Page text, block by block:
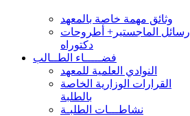
وثائق مهمة خاصة بالمعهد
رسائل الماجستير+ أطروحات
دكتوراه
فضـــــاء الطــالب
النوادي العلمية للمعهد
القرارات الوزارية الخاصة
بالطلبة
نشاطـــات الطلبـة